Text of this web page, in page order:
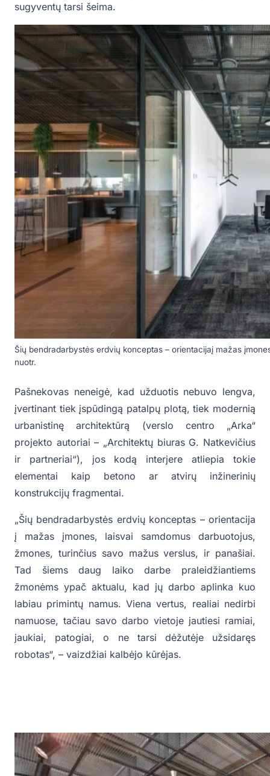
sugyventų tarsi šeima.
Šių bendradarbystės erdvių konceptas – orientacijaį mažas
nuotr.
Pašnekovas neneigė, kad užduotis nebuvo lengva,
įvertinant tiek įspūdingą patalpų plotą, tiek modernią
urbanistinę architektūrą (verslo centro „Arka“
projekto autoriai – „Architektų biuras G. Natkevičius
ir partneriai“), jos kodą interjere atliepia tokie
elementai kaip betono ar atvirų inžinerinių
konstrukcijų fragmentai.
„Šių bendradarbystės erdvių konceptas – orientacija
į mažas įmones, laisvai samdomus darbuotojus,
žmones, turinčius savo mažus verslus, ir panašiai.
Tad šiems daug laiko darbe praleidžiantiems
žmonėms ypač aktualu, kad jų darbo aplinka kuo
labiau primintų namus. Viena vertus, realiai nedirbi
namuose, tačiau savo darbo vietoje jautiesi ramiai,
jaukiai, patogiai, o ne tarsi dėžutėje užsidaręs
robotas“, – vaizdžiai kalbėjo kūrėjas.